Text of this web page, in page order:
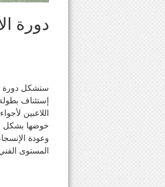
دورة
ستشكل دورة
إستئناف
اللاعبين
خوضها بشكل
وعودة
المستوى